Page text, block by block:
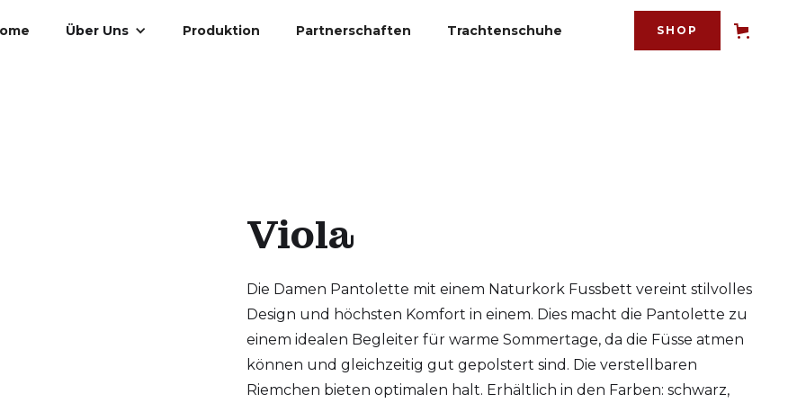
Über Uns Produktion Partnerschaften Trachtenschuhe SHOP
Viola
Die Damen Pantolette mit einem Naturkork Fussbett vereint stilvolles
Design und höchsten Komfort in einem. Dies macht die Pantolette zu
einem idealen Begleiter für warme Sommertage, da die Füsse atmen
können und gleichzeitig gut gepolstert sind. Die verstellbaren
Riemchen bieten optimalen halt. Erhältlich in den Farben: schwarz,